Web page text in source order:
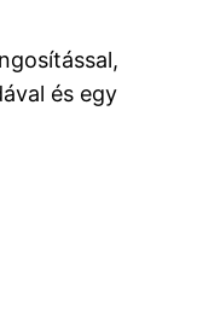
és egy